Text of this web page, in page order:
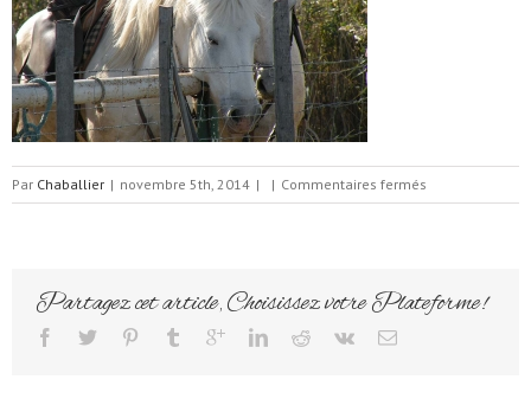
Par Chaballier | novembre 5th, 2014 | | Commentaires fermés
port_ferrade05
Partagez cet article, Choisissez votre Plateforme!